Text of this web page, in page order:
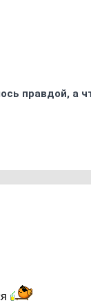
правдой, а